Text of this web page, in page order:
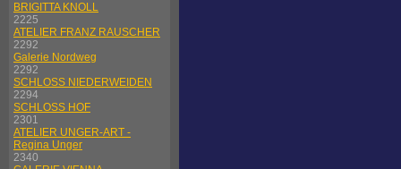
BRIGITTA KNOLL
2225
ATELIER FRANZ RAUSCHER
2292
Galerie Nordweg
2292
SCHLOSS NIEDERWEIDEN
2294
SCHLOSS HOF
2301
ATELIER UNGER-ART -
Regina Unger
2340